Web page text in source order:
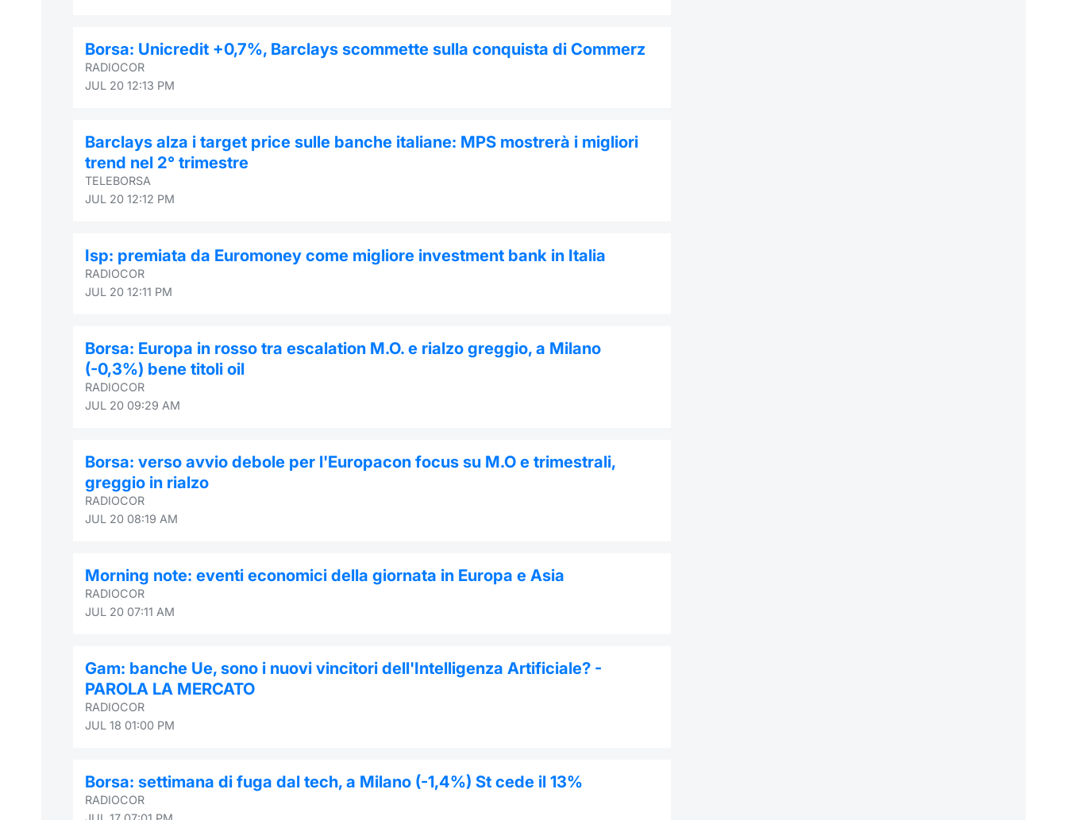
Borsa: Unicredit +0,7%, Barclays scommette sulla conquista di Commerz
RADIOCOR
JUL 20 12:13 PM
Barclays alza i target price sulle banche italiane: MPS mostrerà i migliori
trend nel 2° trimestre
TELEBORSA
JUL 20 12:12 PM
Isp: premiata da Euromoney come migliore investment bank in Italia
RADIOCOR
JUL 20 12:11 PM
Borsa: Europa in rosso tra escalation M.O. e rialzo greggio, a Milano
(-0,3%) bene titoli oil
RADIOCOR
JUL 20 09:29 AM
Borsa: verso avvio debole per l'Europacon focus su M.O e trimestrali,
greggio in rialzo
RADIOCOR
JUL 20 08:19 AM
Morning note: eventi economici della giornata in Europa e Asia
RADIOCOR
JUL 20 07:11 AM
Gam: banche Ue, sono i nuovi vincitori dell'Intelligenza Artificiale? -
PAROLA LA MERCATO
RADIOCOR
JUL 18 01:00 PM
Borsa: settimana di fuga dal tech, a Milano (-1,4%) St cede il 13%
RADIOCOR